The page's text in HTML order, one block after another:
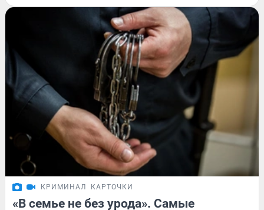
КРИМИНАЛ КАРТОЧКИ
«В семье не без урода». Самые